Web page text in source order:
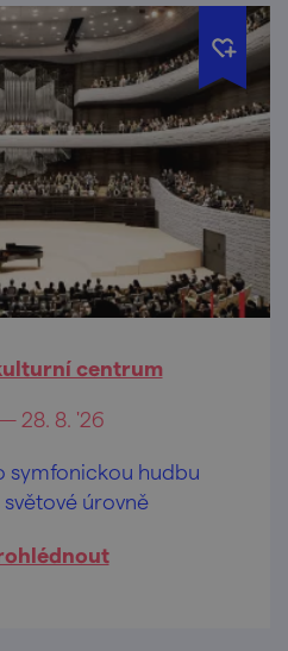
centrum
28. 8. '26
symfonickou hudbu
úrovně